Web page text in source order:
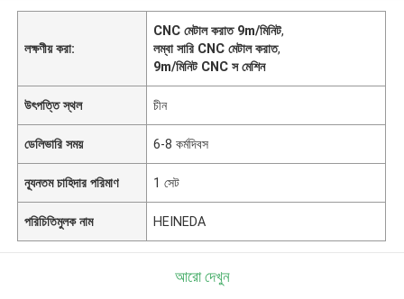
লক্ষণীয় করা:
CNC মেটাল করাত 9m/মিনিট,
লম্বা সারি CNC মেটাল করাত,
9m/মিনিট CNC স মেশিন
উৎপত্তি স্থল চীন
ডেলিভারি সময় 6-8 কর্মদিবস
ন্যূনতম চাহিদার পরিমাণ 1 সেট
পরিচিতিমুলক নাম HEINEDA
আরো দেখুন